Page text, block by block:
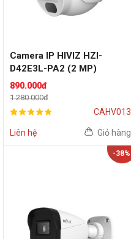
Camera IP HIVIZ HZI-
D42E3L-PA2 (2 MP)
890.000đ
1.280.000đ
CAHV013
Liên hệ Giỏ hàng
-38%